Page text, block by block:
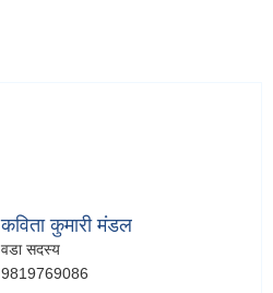
कविता कुमारी मंडल
वडा सदस्य
9819769086